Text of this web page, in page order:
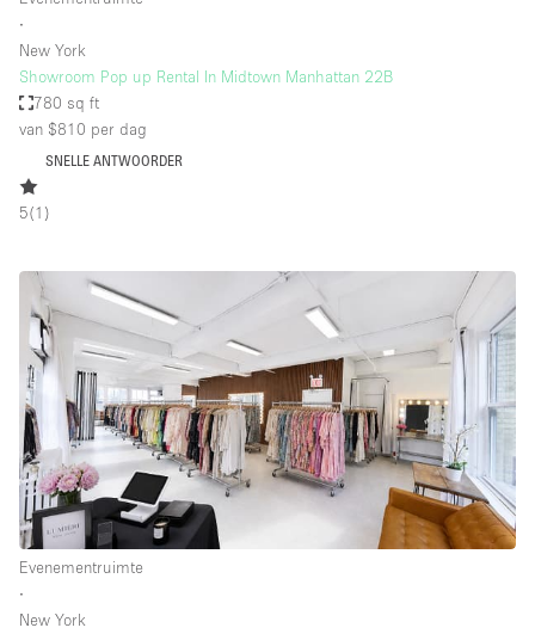
∙
New York
Showroom Pop up Rental In Midtown Manhattan 22B
780 sq ft
van $810 per dag
SNELLE ANTWOORDER
5(1 )
Evenementruimte
∙
New York